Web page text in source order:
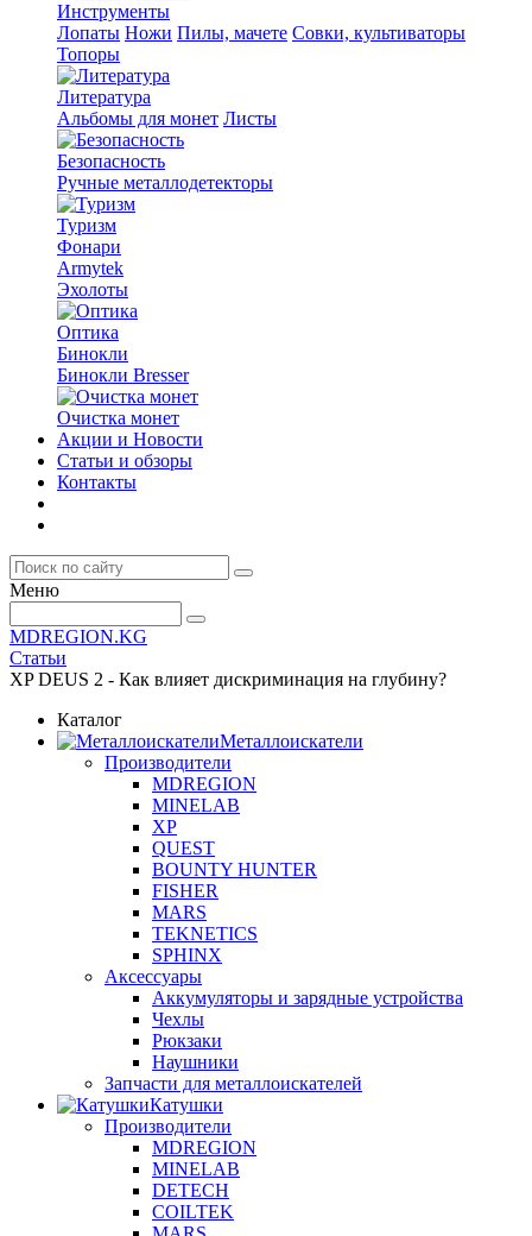
Инструменты
Лопаты Ножи Пилы, мачете Совки, культиваторы
Топоры
Литература
Альбомы для монет Листы
Безопасность
Ручные металлодетекторы
Туризм
Фонари
Armytek
Эхолоты
Оптика
Бинокли
Бинокли Bresser
Очистка монет
Акции и Новости
Статьи и обзоры
Контакты
Меню
MDREGION.KG
Статьи
XP DEUS 2 - Как влияет дискриминация на глубину?
Каталог
Металлоискатели
Производители
MDREGION
MINELAB
XP
QUEST
BOUNTY HUNTER
FISHER
MARS
TEKNETICS
SPHINX
Аксессуары
Аккумуляторы и зарядные устройства
Чехлы
Рюкзаки
Наушники
Запчасти для металлоискателей
Катушки
Производители
MDREGION
MINELAB
DETECH
COILTEK